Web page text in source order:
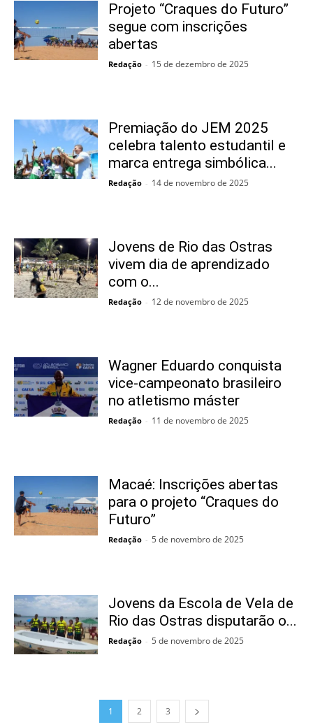
Projeto “Craques do Futuro”
segue com inscrições
abertas
Redação - 15 de dezembro de 2025
Premiação do JEM 2025
celebra talento estudantil e
marca entrega simbólica...
Redação - 14 de novembro de 2025
Jovens de Rio das Ostras
vivem dia de aprendizado
com o...
Redação - 12 de novembro de 2025
Wagner Eduardo conquista
vice-campeonato brasileiro
no atletismo máster
Redação - 11 de novembro de 2025
Macaé: Inscrições abertas
para o projeto “Craques do
Futuro”
Redação - 5 de novembro de 2025
Jovens da Escola de Vela de
Rio das Ostras disputarão o...
Redação - 5 de novembro de 2025
1 2 3